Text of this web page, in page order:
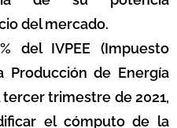
del mercado.
del IVPEE (Impuesto
Producción de Energía
trimestre de 2021,
el cómputo de la